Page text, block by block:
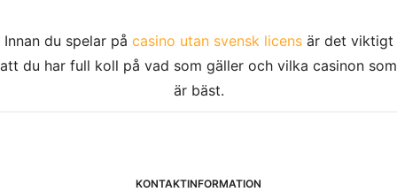
Innan du spelar på casino utan svensk licensär det viktigt
att du har full koll på vad som gäller och vilka casinon som
är bäst.
KONTAKTINFORMATION